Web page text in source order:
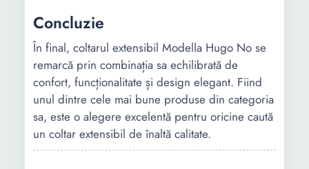
Concluzie
În final, coltarul extensibil Modella Hugo No se
remarcă prin combinația sa echilibrată de
confort, funcționalitate și design elegant. Fiind
unul dintre cele mai bune produse din categoria
sa, este o alegere excelentă pentru oricine caută
un coltar extensibil de înaltă calitate.